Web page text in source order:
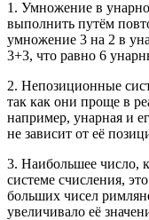
1. Умножение в
выполнить путём
умножение 3 на 2 в
3+3, что равно 6
2. Непозиционные
так как они проще в
например, унарная и
не зависит от её
3. Наибольшее число,
системе счисления,
больших чисел
увеличивало её